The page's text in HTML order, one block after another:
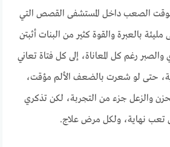
الصعب داخل المستشفى القصص التي
بالعبرة والقوة كثير من البنات أثبتن
رغم كل المعاناة، إلى كل فتاة تعاني
حتى لو شعرت بالضعف الألم مؤقت،
والزعل جزء من التجربة، لكن تذكري
تعب نهاية، ولكل مرض علاج.